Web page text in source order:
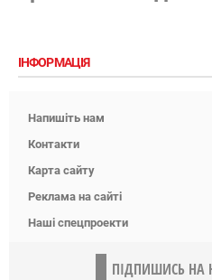
ІНФОРМАЦІЯ
Напишіть нам
Контакти
Карта сайту
Реклама на сайті
Наші спецпроекти
ПІДПИШИСЬ НА